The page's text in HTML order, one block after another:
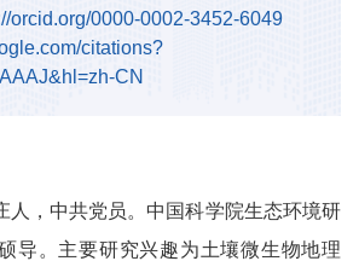
orcid.org/0000-0002-3452-6049
citations?
CN
人，中共党员。中国科学院生态环境研
导。主要研究兴趣为土壤微生物地理